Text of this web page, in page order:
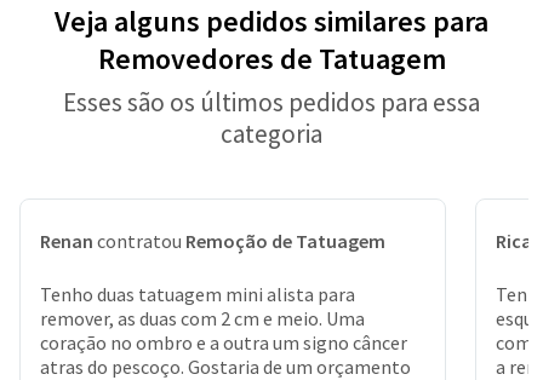
Veja alguns pedidos similares para
Removedores de Tatuagem
Esses são os últimos pedidos para essa
categoria
Renan contratou Remoção de Tatuagem
Tenho duas tatuagem mini alista para
remover, as duas com 2 cm e meio. Uma
coração no ombro e a outra um signo câncer
atras do pescoço. Gostaria de um orçamento
com
a